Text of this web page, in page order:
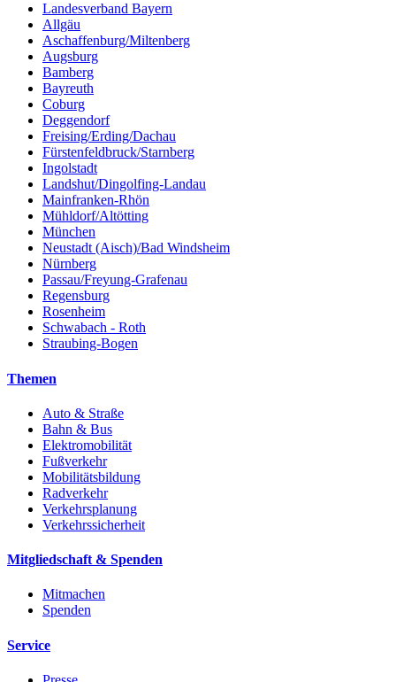
Landesverband Bayern
Allgäu
Aschaffenburg/Miltenberg
Augsburg
Bamberg
Bayreuth
Coburg
Deggendorf
Freising/Erding/Dachau
Fürstenfeldbruck/Starnberg
Ingolstadt
Landshut/Dingolfing-Landau
Mainfranken-Rhön
Mühldorf/Altötting
München
Neustadt (Aisch)/Bad Windsheim
Nürnberg
Passau/Freyung-Grafenau
Regensburg
Rosenheim
Schwabach - Roth
Straubing-Bogen
Themen
Auto & Straße
Bahn & Bus
Elektromobilität
Fußverkehr
Mobilitätsbildung
Radverkehr
Verkehrsplanung
Verkehrssicherheit
Mitgliedschaft & Spenden
Mitmachen
Spenden
Service